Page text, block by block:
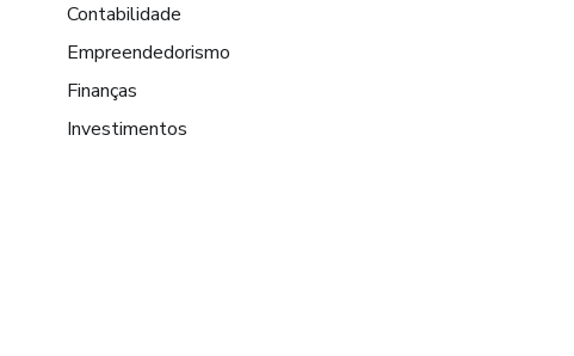
Contabilidade
Empreendedorismo
Finanças
Investimentos